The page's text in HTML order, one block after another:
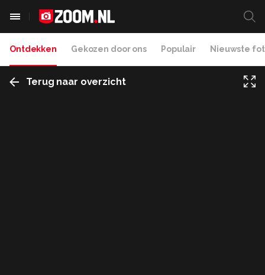
Ontdekken Gekozen door ons Populair Nieuwste
Terug naar overzicht